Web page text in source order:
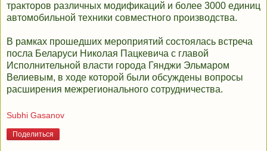
тракторов различных модификаций и более 3000 единиц
автомобильной техники совместного производства.
В рамках прошедших мероприятий состоялась встреча
посла Беларуси Николая Пацкевича с главой
Исполнительной власти города Гянджи Эльмаром
Велиевым, в ходе которой были обсуждены вопросы
расширения межрегионального сотрудничества.
Subhi Gasanov
Поделиться